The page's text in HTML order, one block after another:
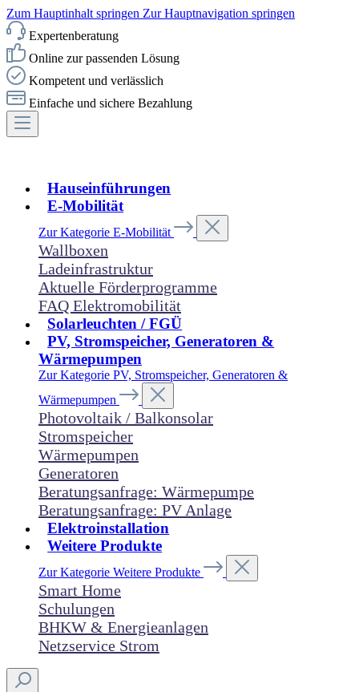
Zum Hauptinhalt springen Zur Hauptnavigation springen
Expertenberatung
Online zur passenden Lösung
Kompetent und verlässlich
Einfache und sichere Bezahlung
Hauseinführungen
E-Mobilität
Zur Kategorie E-Mobilität
Wallboxen
Ladeinfrastruktur
Aktuelle Förderprogramme
FAQ Elektromobilität
Solarleuchten / FGÜ
PV, Stromspeicher, Generatoren &
Wärmepumpen
Zur Kategorie PV, Stromspeicher, Generatoren &
Wärmepumpen
Photovoltaik / Balkonsolar
Stromspeicher
Wärmepumpen
Generatoren
Beratungsanfrage: Wärmepumpe
Beratungsanfrage: PV Anlage
Elektroinstallation
Weitere Produkte
Zur Kategorie Weitere Produkte
Smart Home
Schulungen
BHKW & Energieanlagen
Netzservice Strom